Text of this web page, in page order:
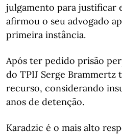
julgamento para justificar
afirmou o seu advogado
primeira instância.
Após ter pedido prisão
do TPIJ Serge Brammertz
recurso, considerando
anos de detenção.
Karadzic é o mais alto